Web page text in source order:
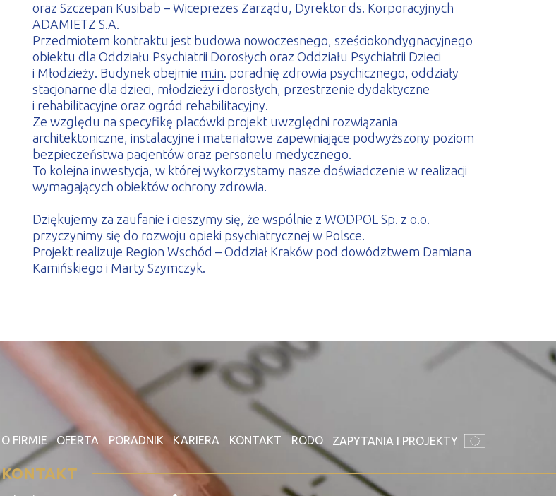
oraz Szczepan Kusibab – Wiceprezes Zarządu, Dyrektor ds. Korporacyjnych
ADAMIETZ S.A.
Przedmiotem kontraktu jest budowa nowoczesnego, sześciokondygnacyjnego
obiektu dla Oddziału Psychiatrii Dorosłych oraz Oddziału Psychiatrii Dzieci
i Młodzieży. Budynek obejmie m.in. poradnię zdrowia psychicznego, oddziały
stacjonarne dla dzieci, młodzieży i dorosłych, przestrzenie dydaktyczne
i rehabilitacyjne oraz ogród rehabilitacyjny.
Ze względu na specyfikę placówki projekt uwzględni rozwiązania
architektoniczne, instalacyjne i materiałowe zapewniające podwyższony poziom
bezpieczeństwa pacjentów oraz personelu medycznego.
To kolejna inwestycja, w której wykorzystamy nasze doświadczenie w realizacji
wymagających obiektów ochrony zdrowia.
Dziękujemy za zaufanie i cieszymy się, że wspólnie z WODPOL Sp. z o.o.
przyczynimy się do rozwoju opieki psychiatrycznej w Polsce.
Projekt realizuje Region Wschód – Oddział Kraków pod dowództwem Damiana
Kamińskiego i Marty Szymczyk.
O FIRMIE OFERTA PORADNIK KARIERA KONTAKT RODO ZAPYTANIA I PROJEKTY
KONTAKT